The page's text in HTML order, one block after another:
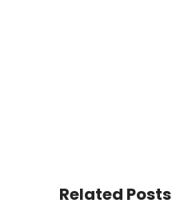
Related Posts